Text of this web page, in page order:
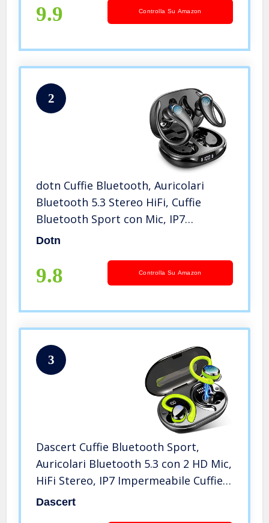
Senza Fili con Display LED, Nero(2023)
9.9 Controlla Su Amazon
2
dotn Cuffie Bluetooth, Auricolari
Bluetooth 5.3 Stereo HiFi, Cuffie
Bluetooth Sport con Mic, IP7
Impermeabili Cuffie Wireless Bassi
con Display LED, USB-C, Nero
Dotn
9.8 Controlla Su Amazon
3
Dascert Cuffie Bluetooth Sport,
Auricolari Bluetooth 5.3 con 2 HD Mic,
HiFi Stereo, IP7 Impermeabile Cuffie
Wireless Cancellazione Rumore, Bassi
Dascert